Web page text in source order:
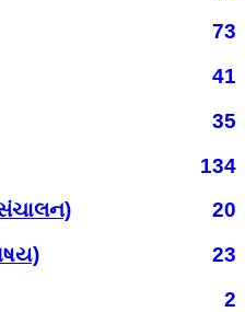
73
41
35
134
20
23
2